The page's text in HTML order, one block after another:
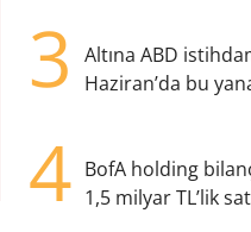
3
Altına ABD
Haziran’da bu
4 BofA holding
1,5 milyar TL’lik